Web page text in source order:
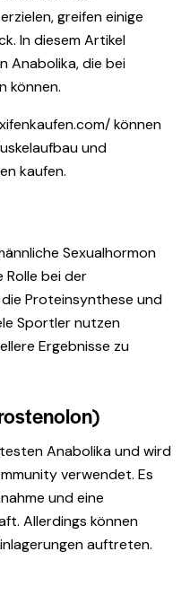
greifen einige
In diesem Artikel
Anabolika, die bei
können.
können
und
kaufen.
Sexualhormon
bei der
Proteinsynthese und
Sportler nutzen
Ergebnisse zu
Anabolika und wird
verwendet. Es
und eine
Allerdings können
auftreten.